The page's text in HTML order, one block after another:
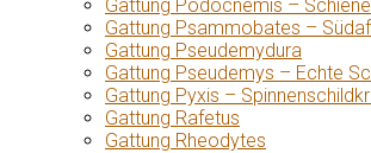
Gattung Podocnemis –
Gattung Psammobates –
Gattung Pseudemydura
Gattung Pseudemys – Echte
Gattung Pyxis –
Gattung Rafetus
Gattung Rheodytes